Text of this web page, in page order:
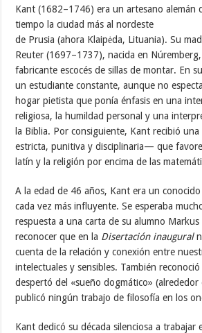
Kant (1682–1746) era un artesano alemán
tiempo la ciudad más al nordeste
de Prusia (ahora Klaipėda, Lituania). Su
Reuter (1697–1737), nacida en
fabricante escocés de sillas de montar. En
un estudiante constante, aunque no
hogar pietista que ponía énfasis en una
religiosa, la humildad personal y una
la Biblia. Por consiguiente, Kant recibió
estricta, punitiva y disciplinaria— que
latín y la religión por encima de las
A la edad de 46 años, Kant era un
cada vez más influyente. Se esperaba
respuesta a una carta de su alumno
reconocer que en la Disertación inaugural
cuenta de la relación y conexión entre
intelectuales y sensibles. También
despertó del «sueño dogmático»
publicó ningún trabajo de filosofía en los
Kant dedicó su década silenciosa a trabajar